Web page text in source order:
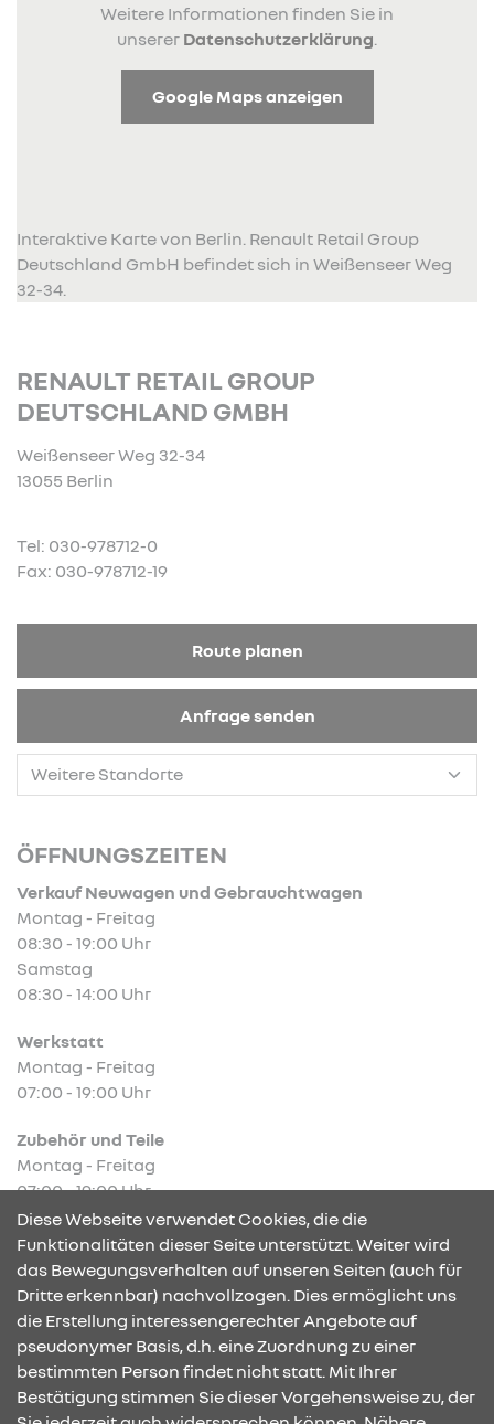
Weitere Informationen finden Sie in
unserer Datenschutzerklärung
Google Maps anzeigen
Interaktive Karte von Berlin. Renault Retail Group
Deutschland GmbH befindet sich in Weißenseer Weg
32-34.
RENAULT RETAIL GROUP
DEUTSCHLAND GMBH
Weißenseer Weg 32-34
13055 Berlin
Tel: 030-978712-0
Fax: 030-978712-19
Route planen
Anfrage senden
ÖFFNUNGSZEITEN
Verkauf Neuwagen und Gebrauchtwagen
Montag - Freitag
08:30 - 19:00 Uhr
Samstag
08:30 - 14:00 Uhr
Werkstatt
Montag - Freitag
07:00 - 19:00 Uhr
Zubehör und Teile
Montag - Freitag
07:00 - 19:00 Uhr
KONTAKT & ANFAHRT
ÖFFNUNGSZEITEN
Diese Webseite verwendet Cookies, die die
Funktionalitäten dieser Seite unterstützt. Weiter wird
das Bewegungsverhalten auf unseren Seiten (auch für
Dritte erkennbar) nachvollzogen. Dies ermöglicht uns
die Erstellung interessengerechter Angebote auf
pseudonymer Basis, d.h. eine Zuordnung zu einer
bestimmten Person findet nicht statt. Mit Ihrer
Bestätigung stimmen Sie dieser Vorgehensweise zu, der